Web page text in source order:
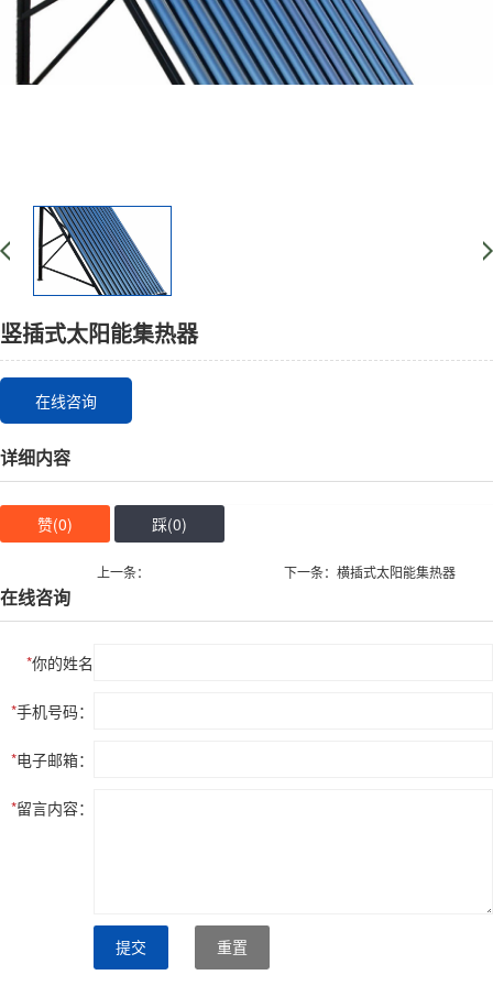
竖插式太阳能集热器
在线咨询
详细内容
赞(0) 踩(0)
上一条： 下一条：横插式太阳能集热器
在线咨询
*你的姓名
*手机号码：
*电子邮箱：
*留言内容：
提交 重置